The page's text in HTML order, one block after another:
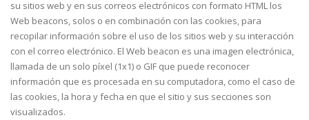
su sitios web y en sus correos electrónicos con formato HTML los
Web beacons, solos o en combinación con las cookies, para
recopilar información sobre el uso de los sitios web y su interacción
con el correo electrónico. El Web beacon es una imagen electrónica,
llamada de un solo píxel (1x1) o GIF que puede reconocer
información que es procesada en su computadora, como el caso de
las cookies, la hora y fecha en que el sitio y sus secciones son
visualizados.